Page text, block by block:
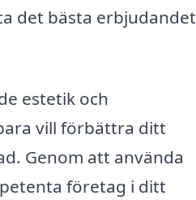
det bästa erbjudandet
estetik och
vill förbättra ditt
Genom att använda
företag i ditt